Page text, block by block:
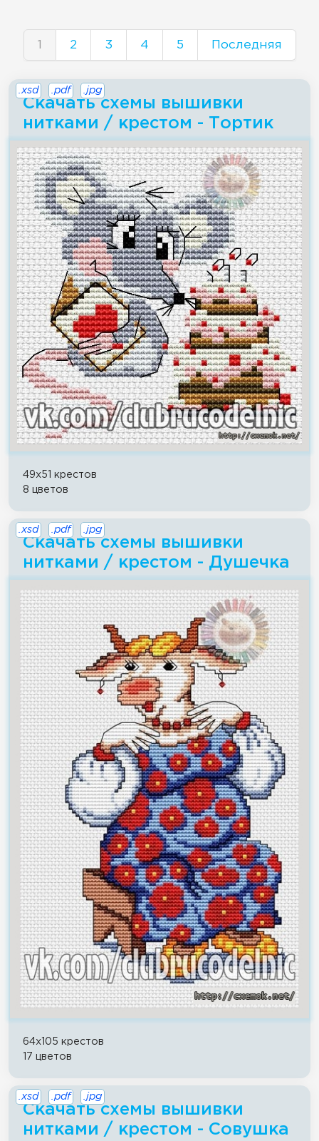
1 2 3 4 5 Последняя
Скачать схемы вышивки
нитками / крестом - Тортик
.xsd .pdf .jpg
49x51 крестов
8 цветов
Скачать схемы вышивки
нитками / крестом - Душечка
.xsd .pdf .jpg
64x105 крестов
17 цветов
Скачать схемы вышивки
нитками / крестом - Совушка
.xsd .pdf .jpg